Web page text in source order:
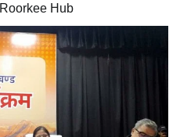
Roorkee Hub